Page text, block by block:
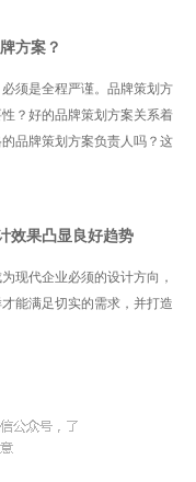
方案？
须是全程严谨。品牌策划方
？好的品牌策划方案关系着
品牌策划方案负责人吗？这
效果凸显良好趋势
现代企业必须的设计方向，
能满足切实的需求，并打造